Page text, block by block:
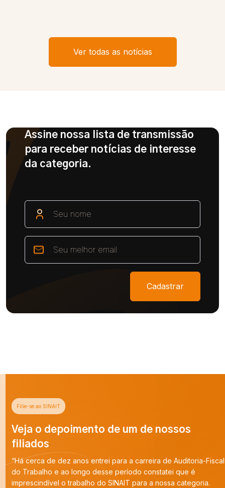
Ver todas as notícias
Assine nossa lista de transmissão
para receber notícias de interesse
da categoria.
Cadastrar
Filie-se ao SINAIT
Veja o depoimento de um de nossos
filiados
“Há cerca de dez anos entrei para a carreira de Auditoria-Fiscal
do Trabalho e ao longo desse período constatei que é
imprescindível o trabalho do SINAIT para a nossa categoria.